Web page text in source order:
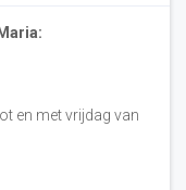
en met vrijdag van